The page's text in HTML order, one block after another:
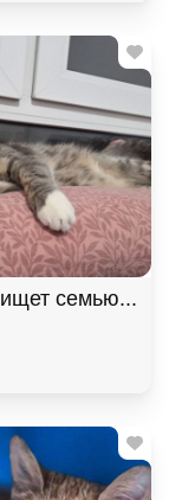
ищет
семью и